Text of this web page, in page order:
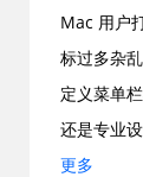
Mac 用户
标过多杂
定义菜单
还是专业
便利性，
更多